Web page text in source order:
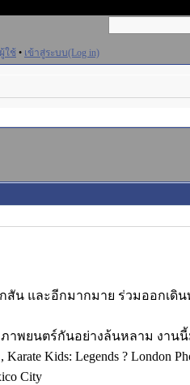
ใช้ • เข้าสู่ระบบ(Log in)
น และอีกมากมาย ร่วมออกเดิ
พยนตร์กันอย่างล้นหลาม งานนี้
Kids: Legends ? London
City